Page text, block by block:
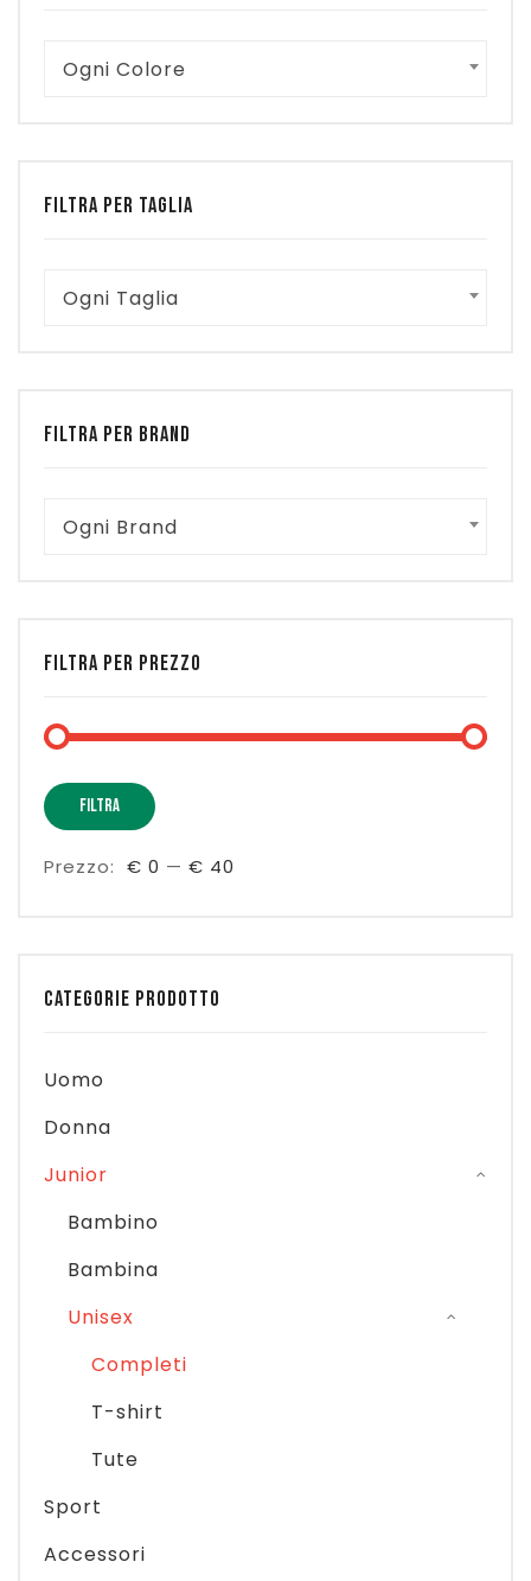
Ogni Colore
FILTRA PER TAGLIA
Ogni Taglia
FILTRA PER BRAND
Ogni Brand
FILTRA PER PREZZO
FILTRA
Prezzo: € 0 — € 40
CATEGORIE PRODOTTO
Uomo
Donna
Junior
Bambino
Bambina
Unisex
Completi
T-shirt
Tute
Sport
Accessori